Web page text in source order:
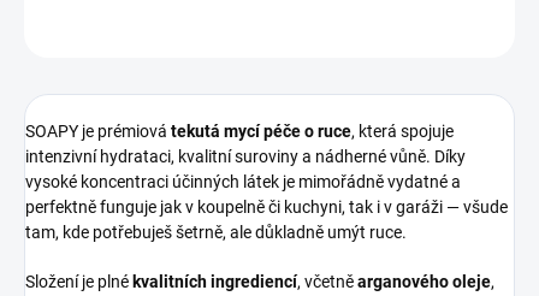
SOAPY je prémiová tekutá mycí péče o ruce, která spojuje
intenzivní hydrataci, kvalitní suroviny a nádherné vůně. Díky
vysoké koncentraci účinných látek je mimořádně vydatné a
perfektně funguje jak v koupelně či kuchyni, tak i v garáži — všude
tam, kde potřebuješ šetrně, ale důkladně umýt ruce.
Složení je plné kvalitních ingrediencí, včetněarganového oleje,